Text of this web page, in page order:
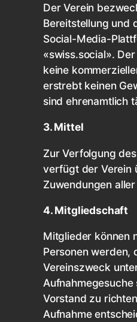
Der Verein
Bereitstellung und
Social-Media-
«swiss.social».
keine
erstrebt keinen
sind ehrenamtlich
3. Mittel
Zur Verfolgung
verfügt der Verein
Zuwendungen
4. Mitgliedschaft
Mitglieder können
Personen werden,
Vereinszweck
Aufnahmegesuche
Vorstand zu
Aufnahme